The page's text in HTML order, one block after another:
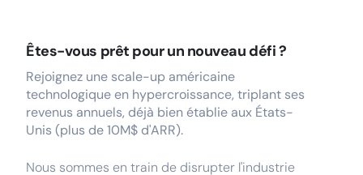
Êtes-vous prêt pour un nouveau défi ?
Rejoignez une scale-up américaine
technologique en hypercroissance, triplant ses
revenus annuels, déjà bien établie aux États-
Unis (plus de 10M$ d'ARR).
Nous sommes en train de disrupter l'industrie